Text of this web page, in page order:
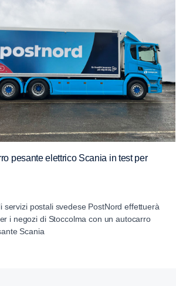
pesante elettrico Scania in test per
servizi postali svedese PostNord effettuerà
i negozi di Stoccolma con un autocarro
Scania